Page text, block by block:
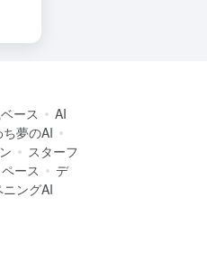
ース
AI
夢のAI
スターフ
ース
デ
ニングAI